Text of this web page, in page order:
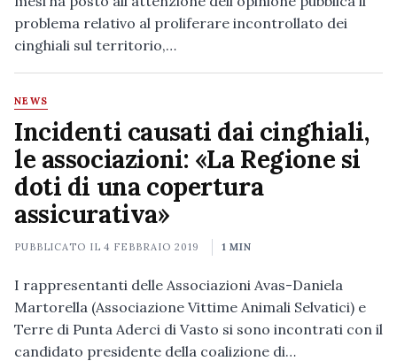
problema relativo al proliferare incontrollato dei
cinghiali sul territorio,…
NEWS
Incidenti causati dai cinghiali,
le associazioni: «La Regione si
doti di una copertura
assicurativa»
PUBBLICATO IL4 FEBBRAIO 2019 1 MIN
I rappresentanti delle Associazioni Avas-Daniela
Martorella (Associazione Vittime Animali Selvatici) e
Terre di Punta Aderci di Vasto si sono incontrati con il
candidato presidente della coalizione di…